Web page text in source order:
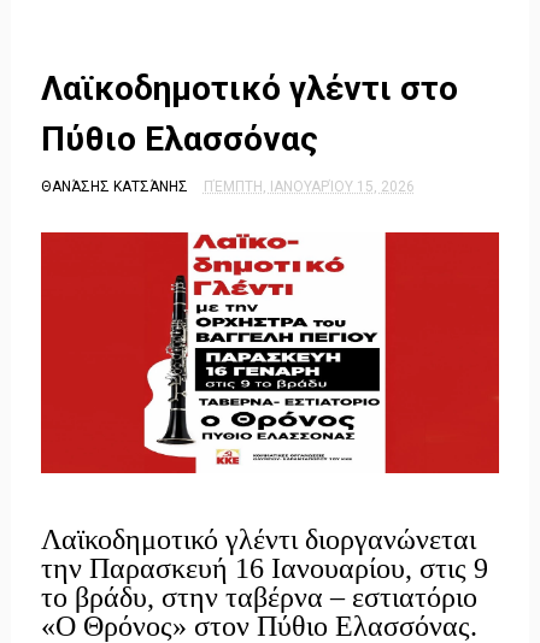
Λαϊκοδημοτικό γλέντι στο
Πύθιο Ελασσόνας
ΘΑΝΆΣΗΣ ΚΑΤΣΆΝΗΣ ΠΈΜΠΤΗ, ΙΑΝΟΥΑΡΊΟΥ 15, 2026
Λαϊκοδημοτικό γλέντι διοργανώνεται
την Παρασκευή 16 Ιανουαρίου, στις 9
το βράδυ, στην ταβέρνα – εστιατόριο
«Ο Θρόνος» στον Πύθιο Ελασσόνας.